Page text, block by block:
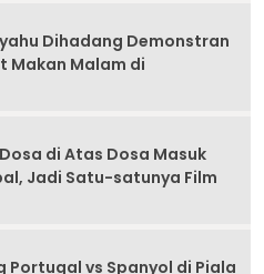
Dihadang Demonstran
Makan Malam di
di Atas Dosa Masuk
Jadi Satu-satunya Film
Portugal vs Spanyol di Piala